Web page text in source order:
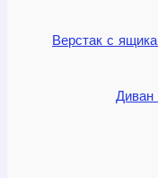
Верстак с
Диван